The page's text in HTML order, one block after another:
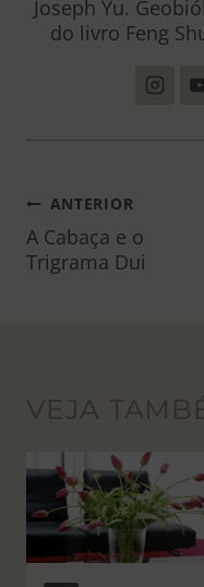
Joseph Yu.
do livro Feng
DE
POST
ANTERIOR
A Cabaça e o
Trigrama Dui
VEJA